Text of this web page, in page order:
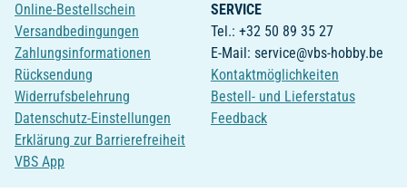
Online-Bestellschein
Versandbedingungen
Zahlungsinformationen
Rücksendung
Widerrufsbelehrung
Datenschutz-Einstellungen
Erklärung zur Barrierefreiheit
VBS App
SERVICE
Tel.: +32 50 89 35 27
E-Mail: service@vbs-hobby.be
Kontaktmöglichkeiten
Bestell- und Lieferstatus
Feedback